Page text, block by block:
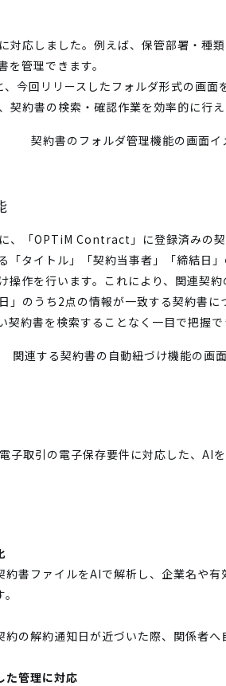
対応しました。例えば、保管部署・種
管理できます。
今回リリースしたフォルダ形式の画面
約書の検索・確認作業を効率的に行え
、「OPTiM Contract」に登録済みの
「タイトル」「契約当事者」「締結日
作を行います。これにより、関連契
」のうち2点の情報が一致する契約書
約書を検索することなく一目で把握で
取引の電子保存要件に対応した、AIを
書ファイルをAIで解析し、企業名や
の解約通知日が近づいた際、関係者
た管理に対応